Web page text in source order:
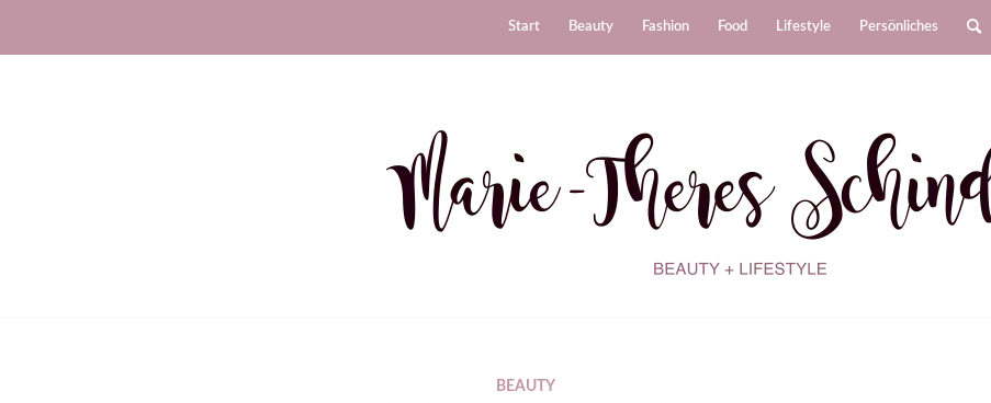
Start Beauty Fashion Food Lifestyle Persönliches
BEAUTY